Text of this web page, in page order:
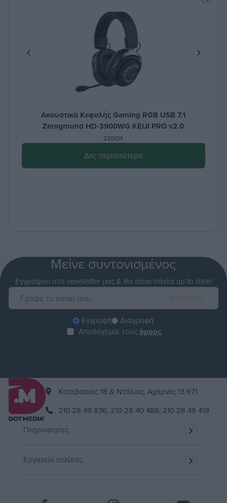
Ακουστικά Κεφαλής Gaming RGB USB 7.1
Zeroground HD-3900WG KEIJI PRO v2.0
220104
Δες περισσότερα
Μείνε συντονισμένος
Εγγράψου στο newsletter μας & θα είσαι πάντα up to date!
Εγγραφή
Διαγραφή
Αποδέχομαι τουςόρους
Kατεβασιάς 18 & Ντάλιας, Αχαρνές 13 671
210 28 49 836, 210 28 40 486, 210 28 49 419
Πληροφορίες
Εργαλεία σελίδας